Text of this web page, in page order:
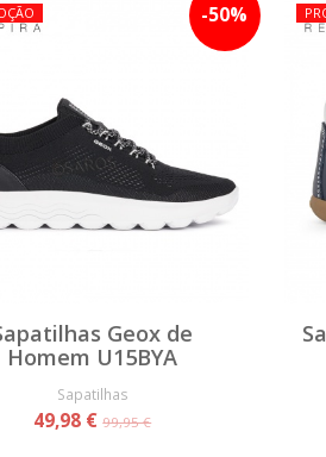
-50%
Geox de
Homem U15BYA
Sapatilhas
49,98 €99,95 €